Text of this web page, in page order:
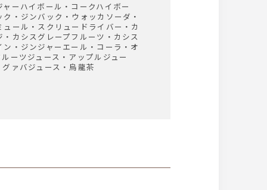
ーハイボール・コークハイボー
・ジンバック・ウォッカソーダ・
ール・スクリュードライバー・カ
カシスグレープフルーツ・カシス
・ジンジャーエール・コーラ・オ
ーツジュース・アップルジュー
ァバジュース・烏龍茶